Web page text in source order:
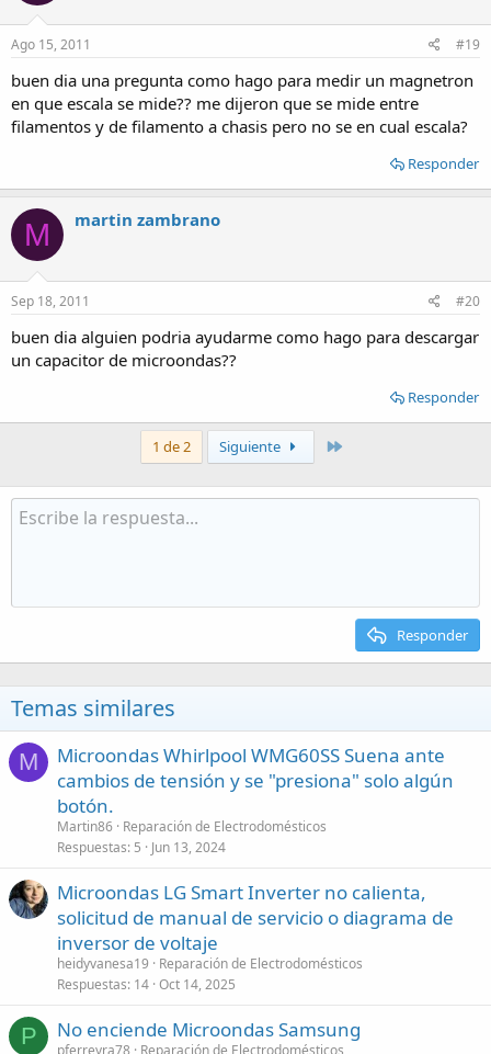
Ago 15, 2011 #19
buen dia una pregunta como hago para medir un magnetron
en que escala se mide?? me dijeron que se mide entre
filamentos y de filamento a chasis pero no se en cual escala?
Responder
M martin zambrano
Sep 18, 2011 #20
buen dia alguien podria ayudarme como hago para descargar
un capacitor de microondas??
Responder
1 de 2 Siguiente
Responder
Temas similares
M
Microondas Whirlpool WMG60SS Suena ante
cambios de tensión y se "presiona" solo algún
botón.
Martin86 Reparación de Electrodomésticos
Respuestas 5 Jun 13, 2024
Microondas LG Smart Inverter no calienta,
solicitud de manual de servicio o diagrama de
inversor de voltaje
heidyvanesa19
Reparación de Electrodomésticos
Respuestas 14 Oct 14, 2025
P No enciende Microondas Samsung
pferreyra78 Reparación de Electrodomésticos